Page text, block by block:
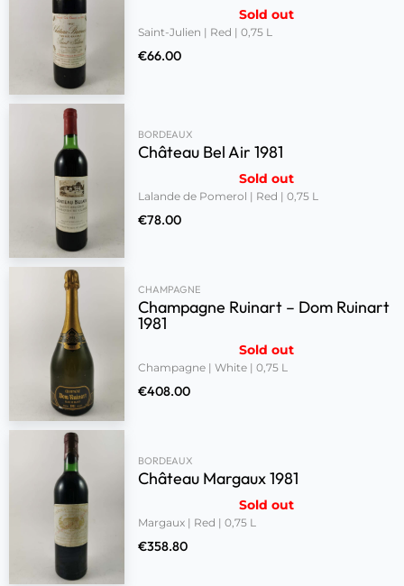
Sold out
Saint-Julien | Red | 0,75 L
€66.00
BORDEAUX
Château Bel Air 1981
Sold out
Lalande de Pomerol | Red | 0,75 L
€78.00
CHAMPAGNE
Champagne Ruinart – Dom Ruinart
1981
Sold out
Champagne | White | 0,75 L
€408.00
BORDEAUX
Château Margaux 1981
Sold out
Margaux | Red | 0,75 L
€358.80